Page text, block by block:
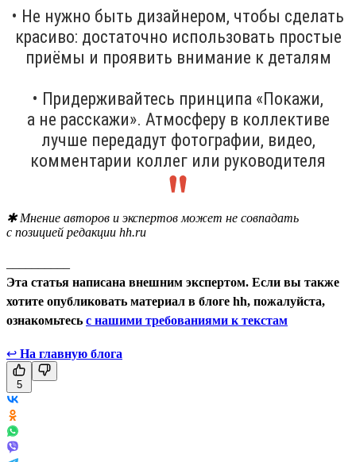
• Не нужно быть дизайнером, чтобы сделать
красиво: достаточно использовать простые
приёмы и проявить внимание к деталям
• Придерживайтесь принципа «Покажи,
а не расскажи». Атмосферу в коллективе
лучше передадут фотографии, видео,
комментарии коллег или руководителя
✱ Мнение авторов и экспертов может не совпадать
с позицией редакции hh.ru
Эта статья написана внешним экспертом. Если вы также
хотите опубликовать материал в блоге hh, пожалуйста,
ознакомьтесь с нашими требованиями к текстам
↩ На главную блога
5